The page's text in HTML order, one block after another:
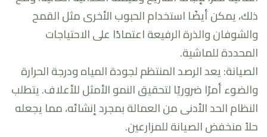
ذلك، يمكن أيضًا استخدام الحبوب الأخرى مثل القمح
والشوفان والذرة الرفيعة اعتمادًا على الاحتياجات
المحددة للماشية.
الصيانة: يعد الرصد المنتظم لجودة المياه ودرجة الحرارة
والضوء أمرًا ضروريًا لتحقيق النمو الأمثل للأعلاف. يتطلب
النظام الحد الأدنى من العمالة بمجرد إنشائه، مما يجعله
حلاً منخفض الصيانة للمزارعين.